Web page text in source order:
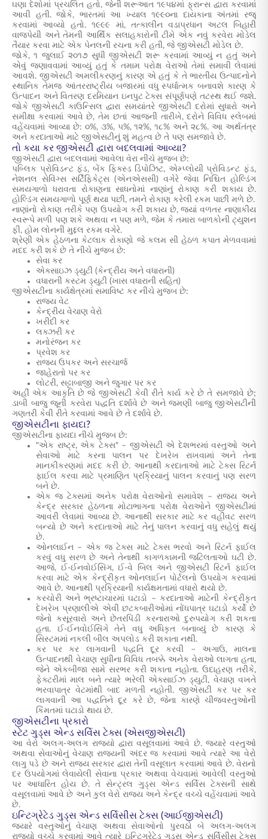
ઘણા દેશોમાં પ્રચલિત હતો, જેની શરૂઆત ૧૯૫૪માં ફ્રાન્સ દ્વારા કરવામાં
આવી હતી. જોકે, ભારતમાં આ ખ્યાલ ૧૯૯૦ના દાયકાના અંતમાં રજૂ
કરવામાં આવ્યો હતો. ૧૯૯૯ માં, તત્કાલીન વડાપ્રધાન અટલ બિહારી
વાજપેયી અને તેમની આર્થિક સલાહકારોની ટીમે એક નવું કરવેરા મોડેલ
તૈયાર કરવા માટે એક પેનલની રચના કરી હતી, જે જીએસટી મોડેલ છે.
જોકે, ૧ જુલાઈ ૨૦૧૭ સુધી જીએસટી શરૂ કરવામાં આવ્યું ન હતું અને
એવું જણાવવામાં આવ્યું હતું કે તમામ પરોક્ષ વેરાઓ તેમાં સમાવી લેવામાં
આવશે. જીએસટી અમલીકરણનું કારણ એ હતું કે તે ભારતીય ઉત્પાદનોને
સ્થાનિક તેમજ આંતરરાષ્ટ્રીય બજારમાં વધુ સ્પર્ધાત્મક બનાવશે કારણ કે
ઉત્પાદન અને વિતરણ દરમિયાન ઇનપુટ ટેક્સ સંપૂર્ણપણે તટસ્થ થઈ જશે.
જોકે જીએસટી કાઉન્સિલ દ્વારા સમયાંતરે જીએસટી દરોમાં સુધારો અને
સમીક્ષા કરવામાં આવે છે, તેમ છતાં આજની તારીખે, દરોને વિવિધ સ્લેબમાં
વહેંચવામાં આવ્યા છે: ૦%, ૩%, ૫%, ૧૨%, ૧૮% અને ૨૮%. આ અર્થતંત્ર
અને કરદાતાઓ માટે જીએસટીનું શું મહત્વ છે તે પણ સમજાવે છે.
તો કયા કર જીએસટી દ્વારા બદલવામાં આવ્યા?
જીએસટી દ્વારા બદલવામાં આવેલા વેરા નીચે મુજબ છે:
પબ્લિક પ્રોવિડન્ટ ફંડ, બેંક ફિક્સ્ડ ડિપોઝિટ, એમ્પ્લોયી પ્રોવિડન્ટ ફંડ,
નેશનલ સેવિંગ્સ સર્ટિફિકેટ્સ (એનએસસી) વગેરે જેવા નિશ્ચિત હોલ્ડિંગ
સમયગાળો ધરાવતા રોકાણના સાધનોમાં નાણાંનું રોકાણ કરી શકાય છે.
હોલ્ડિંગ સમયગાળો પૂર્ણ થયા પછી, તમને રોકાણ કરેલી રકમ પાછી મળે છે.
નાણાંનો રોકાણ તરીકે પણ ઉપયોગ કરી શકાય છે, જ્યાં વળતર નાણાકીય
સ્વરૂપે મળી પણ શકે અથવા ન પણ મળે, જેમ કે તમારા બાળકોની ટ્યુશન
ફી, હોમ લોનની મુદ્દલ રકમ વગેરે.
શ્રેણી એક હેઠળના કેટલાક રોકાણો જે કલમ સી હેઠળ કપાત મેળવવામાં
મદદ કરી શકે છે તે નીચે મુજબ છે:
સેવા કર
એક્સાઇઝ ડ્યુટી (કેન્દ્રીય અને વધારાની)
વધારાની કસ્ટમ ડ્યુટી (ખાસ વધારાની સહિત)
જીએસટીના કાર્યક્ષેત્રમાં સમાવિષ્ટ કર નીચે મુજબ છે:
રાજ્ય વેટ
કેન્દ્રીય વેચાણ વેરો
ખરીદી કર
લક્ઝરી કર
મનોરંજન કર
પ્રવેશ કર
રાજ્ય ઉપકર અને સરચાર્જ
જાહેરાતો પર કર
લોટરી, સટ્ટાબાજી અને જુગાર પર કર
અહીં એક આકૃતિ છે જે જીએસટી કેવી રીતે કાર્ય કરે છે તે સમજાવે છે;
ડાબી બાજુ જૂની કરવેરા પદ્ધતિ દર્શાવે છે અને જમણી બાજુ જીએસટીની
ગણતરી કેવી રીતે કરવામાં આવે છે તે દર્શાવે છે.
જીએસટીના ફાયદા?
જીએસટીના ફાયદા નીચે મુજબ છે:
"એક રાષ્ટ્ર, એક ટેક્સ" – જીએસટી એ દેશભરમાં વસ્તુઓ અને
સેવાઓ માટે કરના પાલન પર દેખરેખ રાખવામાં અને તેના
માનકીકરણમાં મદદ કરી છે. આનાથી કરદાતાઓ માટે ટેક્સ રિટર્ન
ફાઈલ કરવા માટે પ્રમાણિત પ્રક્રિયાનું પાલન કરવાનું પણ સરળ
બને છે.
એક જ ટેક્સમાં અનેક પરોક્ષ વેરાઓનો સમાવેશ – રાજ્ય અને
કેન્દ્ર સરકાર હેઠળના મોટાભાગના પરોક્ષ વેરાઓને જીએસટીમાં
આવરી લેવામાં આવ્યા છે. આનાથી સરકાર માટે કર વહીવટ સરળ
બન્યો છે અને કરદાતાઓ માટે તેનું પાલન કરવાનું વધુ સહેલું થયું
છે.
ઓનલાઈન – એક જ ટેક્સ માટે ટેક્સ ભરવો અને રિટર્ન ફાઈલ
કરવું વધુ સરળ છે અને તેનાથી કાગળકામની જટિલતાઓ ઘટી છે.
આજે, ઈ-ઈનવોઈસિંગ, ઈ-વે બિલ અને જીએસટી રિટર્ન ફાઈલ
કરવા માટે એક કેન્દ્રીકૃત ઓનલાઈન પોર્ટલનો ઉપયોગ કરવામાં
આવે છે. આનાથી પ્રક્રિયાની કાર્યક્ષમતામાં વધારો થયો છે.
કરચોરી અને ભ્રષ્ટાચારમાં ઘટાડો – કરદાતાઓ માટેની કેન્દ્રીકૃત
દેખરેખ પ્રણાલીએ એવી છટકબારીઓમાં નોંધપાત્ર ઘટાડો કર્યો છે
જેનો કસૂરવારો અને છેતરપિંડી કરનારાઓ દુરુપયોગ કરી શકતા
હતા. ઈ-ઈનવોઈસિંગે તેને વધુ અધિકૃત બનાવ્યું છે કારણ કે
સિસ્ટમમાં નકલી બીલ અપલોડ કરી શકાતા નથી.
કર પર કર લાગવાની પદ્ધતિ દૂર કરવી – અગાઉ, માલના
ઉત્પાદનથી વેચાણ સુધીના વિવિધ તબક્કે અનેક વેરાઓ લાગતા હતા,
જેને એકબીજા સામે સરભર કરી શકાતા નહોતા. ઉદાહરણ તરીકે,
ફેક્ટરીમાં માલ બને ત્યારે ભરેલી એક્સાઈઝ ડ્યુટી, વેચાણ વખતે
ભરવાપાત્ર વેટમાંથી બાદ મળતી નહોતી. જીએસટી કર પર કર
લાગવાની આ પદ્ધતિને દૂર કરે છે, જેના કારણે ચીજવસ્તુઓની
કિંમતમાં ઘટાડો થાય છે.
જીએસટીના પ્રકારો
સ્ટેટ ગુડ્સ એન્ડ સર્વિસ ટેક્સ (એસજીએસટી)
આ વેરો અલગ-અલગ રાજ્યો દ્વારા વસૂલવામાં આવે છે. જ્યારે વસ્તુઓ
અથવા સેવાઓનું વેચાણ રાજ્યની અંદર જ કરવામાં આવે ત્યારે આ વેરો
લાગુ પડે છે અને રાજ્ય સરકાર દ્વારા તેની વસૂલાત કરવામાં આવે છે. વેરાનો
દર ઉપયોગમાં લેવાયેલી સેવાના પ્રકાર અથવા વેચવામાં આવેલી વસ્તુઓ
પર આધારિત હોય છે. તે સેન્ટ્રલ ગુડ્સ એન્ડ સર્વિસ ટેક્સની સાથે
વસૂલવામાં આવે છે અને કુલ વેરો રાજ્ય અને કેન્દ્ર વચ્ચે વહેંચવામાં આવે
છે.
ઇન્ટિગ્રેટેડ ગુડ્સ એન્ડ સર્વિસીસ ટેક્સ (આઈજીએસટી)
જ્યારે વસ્તુઓનું વેચાણ અથવા સેવાઓનો પુરવઠો બે અલગ-અલગ
રાજ્યો વચ્ચે કરવામાં આવે ત્યારે ઇન્ટિગ્રેટેડ ગુડ્સ એન્ડ સર્વિસીસ ટેક્સ